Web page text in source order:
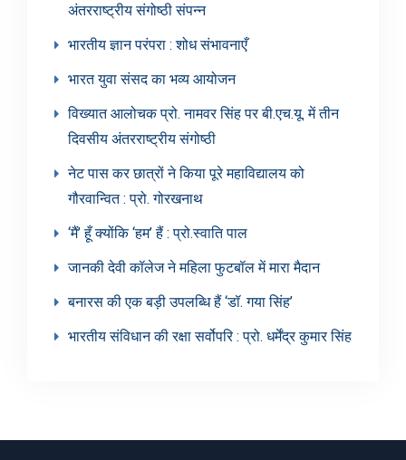
अंतरराष्ट्रीय संगोष्ठी संपन्न
भारतीय ज्ञान परंपरा : शोध संभावनाएँ
भारत युवा संसद का भव्य आयोजन
विख्यात आलोचक प्रो. नामवर सिंह पर बी.एच.यू. में तीन
दिवसीय अंतरराष्ट्रीय संगोष्ठी
नेट पास कर छात्रों ने किया पूरे महाविद्यालय को
गौरवान्वित : प्रो. गोरखनाथ
‘मैं’ हूँ क्योंकि ‘हम’ हैं : प्रो.स्वाति पाल
जानकी देवी कॉलेज ने महिला फुटबॉल में मारा मैदान
बनारस की एक बड़ी उपलब्धि हैं ‘डॉ. गया सिंह’
भारतीय संविधान की रक्षा सर्वोपरि : प्रो. धर्मेंद्र कुमार सिंह